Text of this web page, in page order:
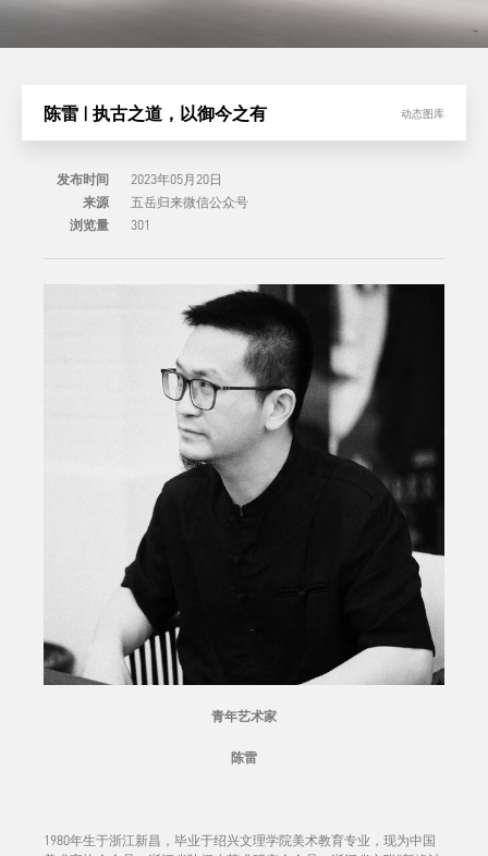
陈雷 | 执古之道，以御今之有 动态图库
发布时间
2023年05月20日
来源
五岳归来微信公众号
浏览量
301
青年艺术家
陈雷
1980年生于浙江新昌，毕业于绍兴文理学院美术教育专业，现为中国